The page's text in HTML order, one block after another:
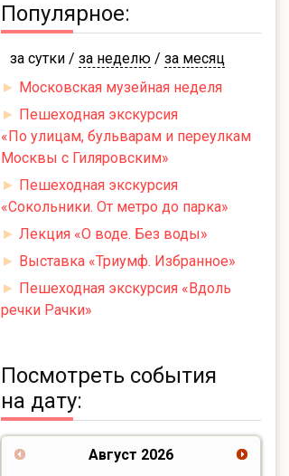
Популярное:
за сутки / за неделю / за месяц
► Московская музейная неделя
► Пешеходная экскурсия
«По улицам, бульварам и переулкам
Москвы с Гиляровским»
► Пешеходная экскурсия
«Сокольники. От метро до парка»
► Лекция «О воде. Без воды»
► Выставка «Триумф. Избранное»
► Пешеходная экскурсия «Вдоль
речки Рачки»
Посмотреть события
на дату:
Август 2026